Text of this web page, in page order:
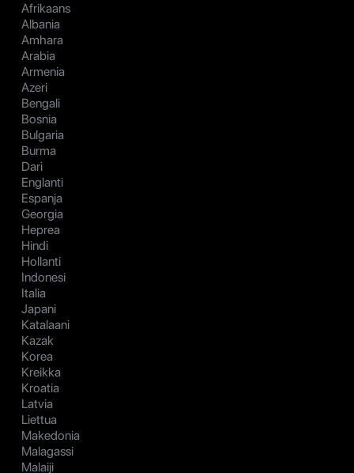
Afrikaans
Albania
Amhara
Arabia
Armenia
Azeri
Bengali
Bosnia
Bulgaria
Burma
Dari
Englanti
Espanja
Georgia
Heprea
Hindi
Hollanti
Indonesi
Italia
Japani
Katalaani
Kazak
Korea
Kreikka
Kroatia
Latvia
Liettua
Makedonia
Malagassi
Malaiji